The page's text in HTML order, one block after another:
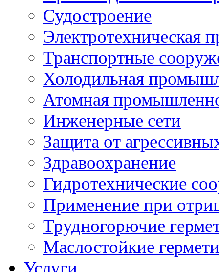
Судостроение
Электротехническая
Транспортные
Холодильная
Атомная
Инженерные сети
Защита от
Здравоохранение
Гидротехнические
Применение при
Трудногорючие
Маслостойкие
Услуги